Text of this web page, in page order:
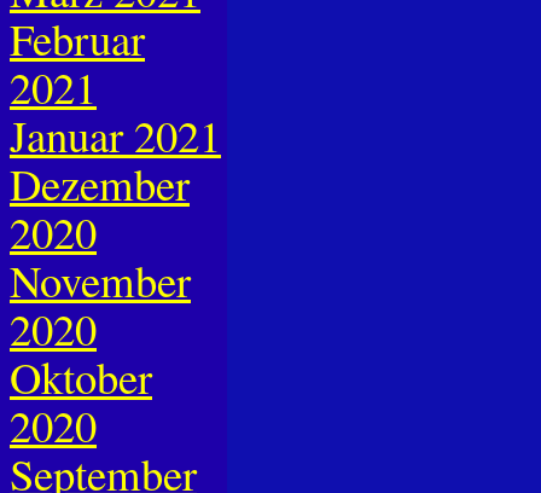
Februar
2021
Januar 2021
Dezember
2020
November
2020
Oktober
2020
September